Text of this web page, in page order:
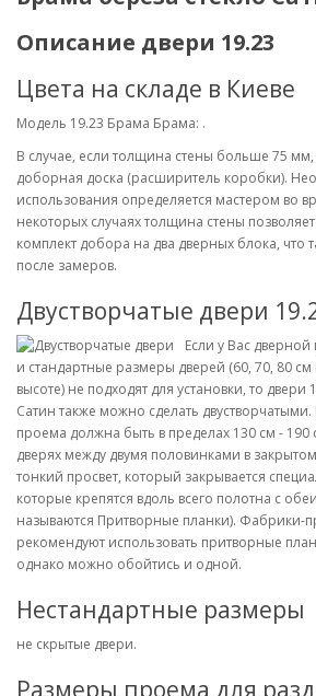
Описание двери 19.23
Цвета на складе в Киеве
Модель 19.23 Брама Брама: .
В случае, если толщина стены больше 75 мм,
доборная доска (расширитель коробки).
использования определяется мастером во
некоторых случаях толщина стены
комплект добора на два дверных блока, что
после замеров.
Двустворчатые двери
Если у Вас
и стандартные размеры дверей (60, 70, 80
высоте) не подходят для установки, то двери
Сатин также можно сделать
проема должна быть в пределах 130 см - 190
дверях между двумя половинками в
тонкий просвет, который закрывается
которые крепятся вдоль всего полотна с
называются Притворные планки). Фабрики-
рекомендуют использовать притворные
однако можно обойтись и одной.
Нестандартные размеры
не скрытые двери.
Размеры проема для